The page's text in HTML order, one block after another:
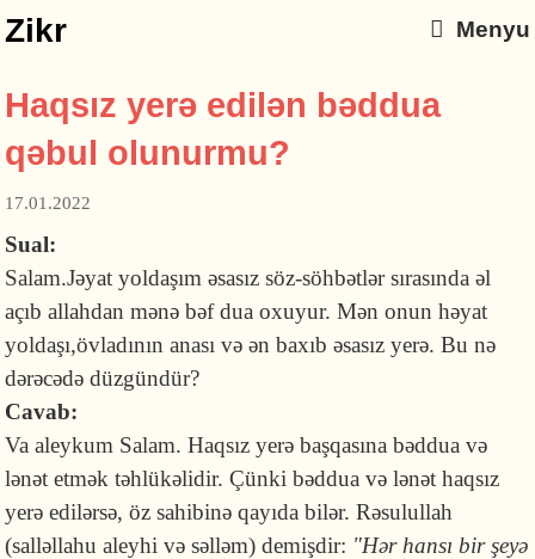
Zikr Menyu
Haqsız yerə edilən bəddua
qəbul olunurmu?
17.01.2022
Sual:
Salam.Jəyat yoldaşım əsasız söz-söhbətlər sırasında əl
açıb allahdan mənə bəf dua oxuyur. Mən onun həyat
yoldaşı,övladının anası və ən baxıb əsasız yerə. Bu nə
dərəcədə düzgündür?
Cavab:
Va aleykum Salam. Haqsız yerə başqasına bəddua və
lənət etmək təhlükəlidir. Çünki bəddua və lənət haqsız
yerə edilərsə, öz sahibinə qayıda bilər. Rəsulullah
(salləllahu aleyhi və səlləm) demişdir: "Hər hansı bir şeyə